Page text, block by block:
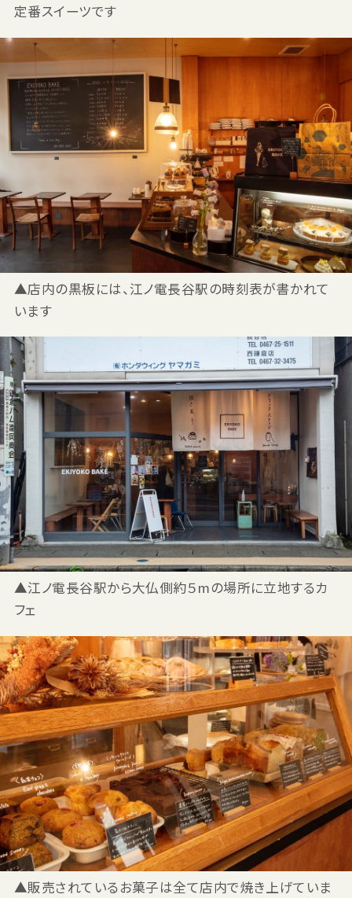
定番スイーツです
▲店内の黒板には、江ノ電長谷駅の時刻表が書かれて
います
▲江ノ電長谷駅から大仏側約５mの場所に立地するカ
フェ
▲販売されているお菓子は全て店内で焼き上げていま